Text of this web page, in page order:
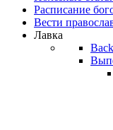
Расписание
Вести
Лавка
Back